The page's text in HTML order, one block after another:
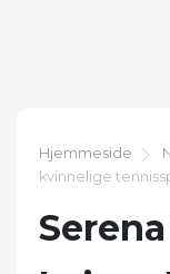
Hjemmeside
kvinnelige